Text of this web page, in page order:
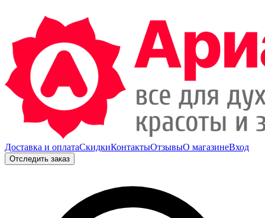
Доставка и оплатаСкидкиКонтактыОтзывыО магазинеВход
Отследить заказ